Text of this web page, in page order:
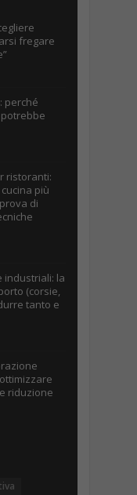
fregare
perché
ristoranti:
più
di
industriali: la
(corsie,
tanto e
riduzione